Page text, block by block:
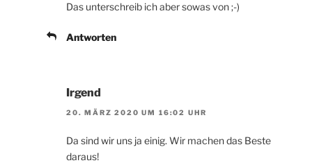
Das unterschreib ich aber sowas von ;-)
Antworten
Irgend
20. MÄRZ 2020 UM 16:02 UHR
Da sind wir uns ja einig. Wir machen das Beste
daraus!